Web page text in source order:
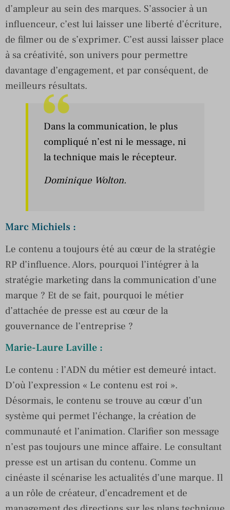
d’ampleur au sein des marques. S’associer à un
influenceur, c’est lui laisser une liberté d’écriture,
de filmer ou de s’exprimer. C’est aussi laisser place
à sa créativité, son univers pour permettre
davantage d’engagement, et par conséquent, de
meilleurs résultats.
Dans la communication, le plus
compliqué n’est ni le message, ni
la technique mais le récepteur.
Dominique Wolton.
Marc Michiels :
Le contenu a toujours été au cœur de la stratégie
RP d’influence. Alors, pourquoi l’intégrer à la
stratégie marketing dans la communication d’une
marque ? Et de se fait, pourquoi le métier
d’attachée de presse est au cœur de la
gouvernance de l’entreprise ?
Marie-Laure Laville :
Le contenu : l’ADN du métier est demeuré intact.
D’où l’expression « Le contenu est roi ».
Désormais, le contenu se trouve au cœur d’un
système qui permet l’échange, la création de
communauté et l’animation. Clarifier son message
n’est pas toujours une mince affaire. Le consultant
presse est un artisan du contenu. Comme un
cinéaste il scénarise les actualités d’une marque. Il
a un rôle de créateur, d’encadrement et de